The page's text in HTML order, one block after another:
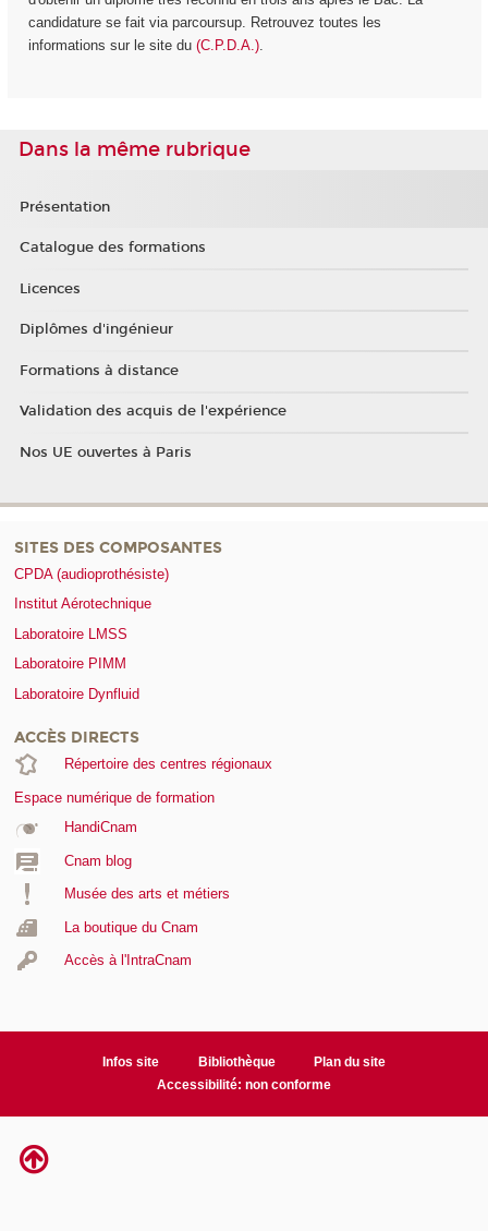
candidature se fait via parcoursup. Retrouvez toutes les
informations sur le site du (C.P.D.A.).
Dans la même rubrique
Présentation
Catalogue des formations
Licences
Diplômes d'ingénieur
Formations à distance
Validation des acquis de l'expérience
Nos UE ouvertes à Paris
SITES DES COMPOSANTES
CPDA (audioprothésiste)
Institut Aérotechnique
Laboratoire LMSS
Laboratoire PIMM
Laboratoire Dynfluid
ACCÈS DIRECTS
Répertoire des centres régionaux
Espace numérique de formation
HandiCnam
Cnam blog
Musée des arts et métiers
La boutique du Cnam
Accès à l'IntraCnam
Infos site Bibliothèque
Plan du site
Accessibilité: non conforme